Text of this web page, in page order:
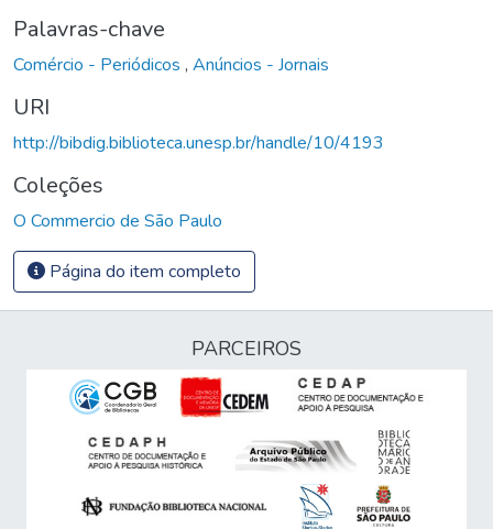
Palavras-chave
Comércio - Periódicos , Anúncios - Jornais
URI
http://bibdig.biblioteca.unesp.br/handle/10/4193
Coleções
O Commercio de São Paulo
Página do item completo
PARCEIROS